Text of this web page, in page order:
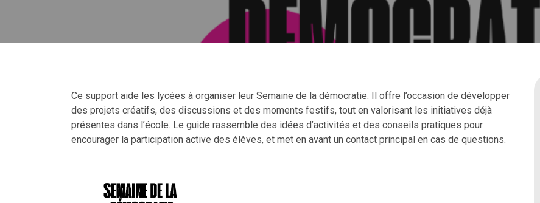
Ce support aide les lycées à organiser leur Semaine de la démocratie. Il offre l’occasion de développer
des projets créatifs, des discussions et des moments festifs, tout en valorisant les initiatives déjà
présentes dans l’école. Le guide rassemble des idées d’activités et des conseils pratiques pour
encourager la participation active des élèves, et met en avant un contact principal en cas de questions.